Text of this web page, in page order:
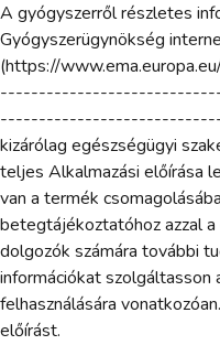
A gyógyszerről részletes
Gyógyszerügynökség
(https://
kizárólag egészségügyi
teljes Alkalmazási előírása
van a termék
betegtájékoztatóhoz azzal
dolgozók számára további
információkat szolgáltasson
felhasználására
előírást.